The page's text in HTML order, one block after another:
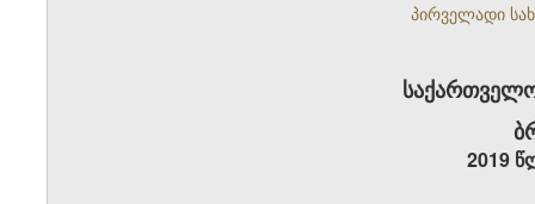
პირველადი
2019